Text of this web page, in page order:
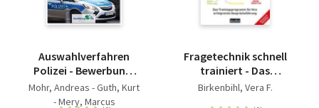
Auswahlverfahren
Polizei - Bewerbung,
Vorstellungsgespräch,
Einstellungstest,
Mohr, Andreas - Guth, Kurt
- Mery, Marcus
Fragetechnik schnell
trainiert - Das
Trainingsprogramm
Birkenbihl, Vera F.